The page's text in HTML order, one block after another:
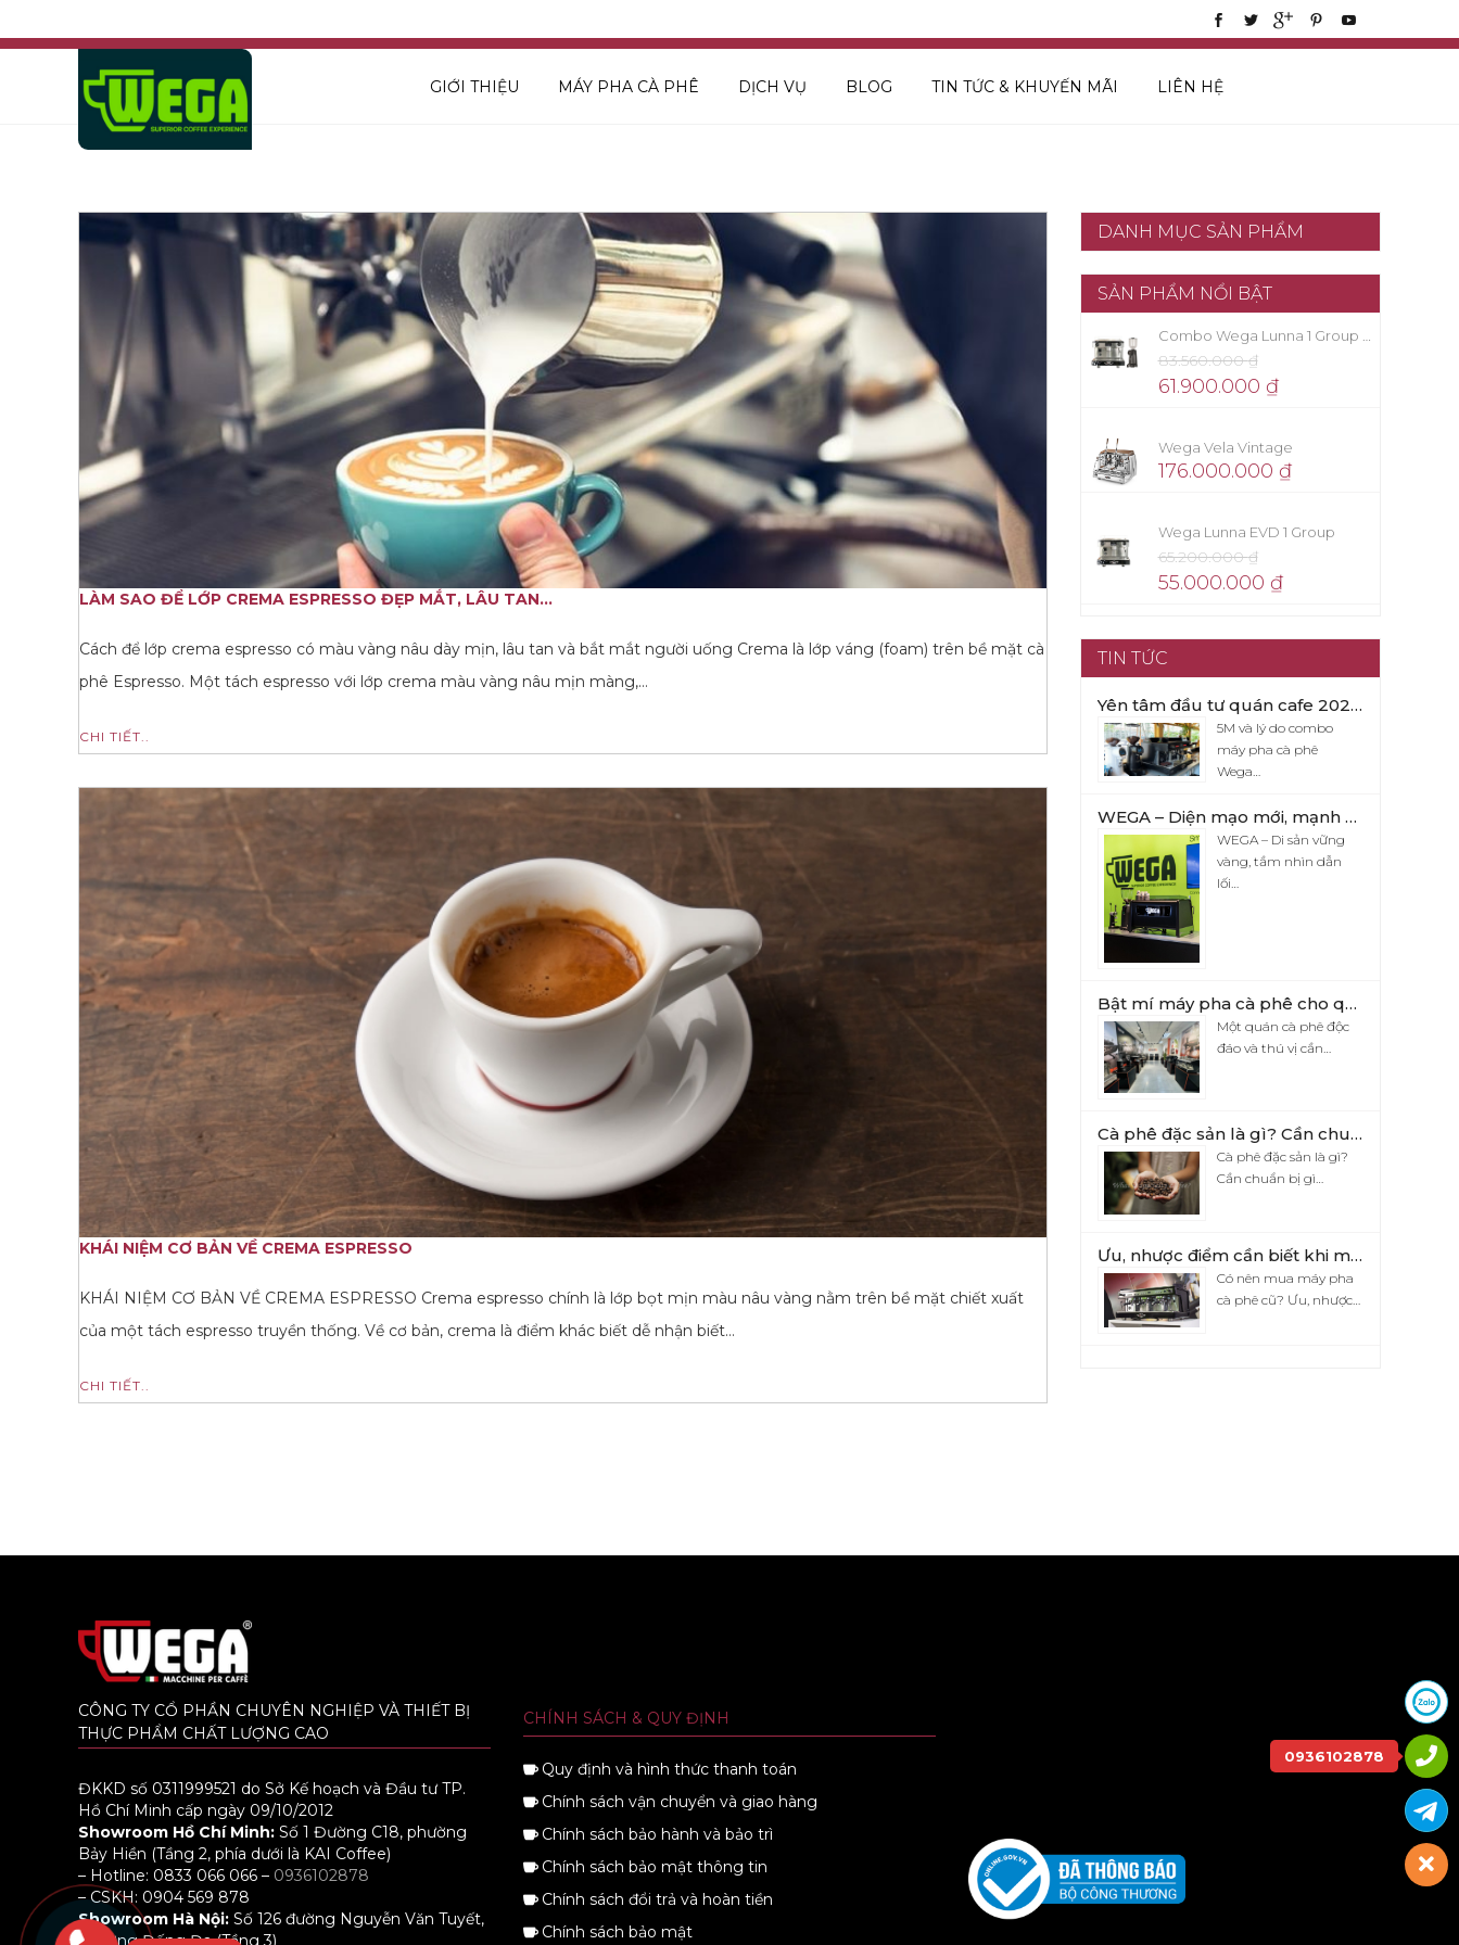
GIỚI THIỆU MÁY PHA CÀ PHÊ DỊCH VỤ BLOG TIN TỨC & KHUYẾN MÃI LIÊN HỆ
LÀM SAO ĐỂ LỚP CREMA ESPRESSO ĐẸP MẮT, LÂU TAN...
Cách để lớp crema espresso có màu vàng nâu dày mịn, lâu tan và bắt mắt người uống Crema là lớp váng (foam) trên bề mặt cà
phê Espresso. Một tách espresso với lớp crema màu vàng nâu mịn màng,…
CHI TIẾT..
KHÁI NIỆM CƠ BẢN VỀ CREMA ESPRESSO
KHÁI NIỆM CƠ BẢN VỀ CREMA ESPRESSO Crema espresso chính là lớp bọt mịn màu nâu vàng nằm trên bề mặt chiết xuất
của một tách espresso truyền thống. Về cơ bản, crema là điểm khác biết dễ nhận biết…
CHI TIẾT..
DANH MỤC SẢN PHẨM
SẢN PHẨM NỔI BẬT
83.560.000₫
61.900.000 ₫
Wega Vela Vintage
176.000.000 ₫
Wega Lunna EVD 1 Group
65.200.000₫
55.000.000 ₫
TIN TỨC
Yên tâm đầu tư quán cafe 2026 với combo máy pha cafe Wega Pegaso x Eureka Firenze 75
5M và lý do combo
máy pha cà phê
Wega…
WEGA – Diện mạo mới, mạnh mẽ và đầy cuốn hút
WEGA – Di sản vững
vàng, tầm nhìn dẫn
lối…
Bật mí máy pha cà phê cho quán được tin yêu nhất hiện nay
Một quán cà phê độc
đáo và thú vị cần…
Cà phê đặc sản là gì? Cần chuẩn bị gì khi mở quán cà phê đặc sản?
Cà phê đặc sản là gì?
Cần chuẩn bị gì…
Ưu, nhược điểm cần biết khi mua máy pha cà phê cũ
Có nên mua máy pha
cà phê cũ? Ưu, nhược…
CÔNG TY CỔ PHẦN CHUYÊN NGHIỆP VÀ THIẾT BỊ
THỰC PHẨM CHẤT LƯỢNG CAO
ĐKKD số 0311999521 do Sở Kế hoạch và Đầu tư TP.
Hồ Chí Minh cấp ngày 09/10/2012
Showroom Hồ Chí Minh: Số 1 Đường C18, phường
Bảy Hiền (Tầng 2, phía dưới là KAI Coffee)
– Hotline: 0833 066 066 – 0936102878
– CSKH: 0904 569 878
Showroom Hà Nội: Số 126 đường Nguyễn Văn Tuyết,
phường Đống Đa (Tầng 3)
CHÍNH SÁCH & QUY ĐỊNH
Quy định và hình thức thanh toán
Chính sách vận chuyển và giao hàng
Chính sách bảo hành và bảo trì
Chính sách bảo mật thông tin
Chính sách đổi trả và hoàn tiền
Chính sách bảo mật
0936102878